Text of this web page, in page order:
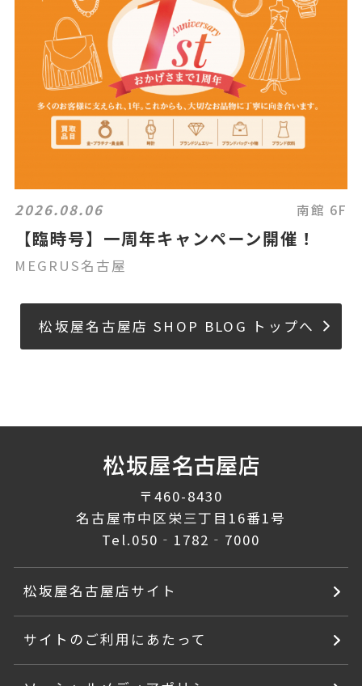
2026.08.06 南館 6F
【臨時号】一周年キャンペーン開催！
MEGRUS名古屋
松坂屋名古屋店 SHOP BLOG トップへ
〒460-8430
名古屋市中区栄三丁目16番1号
Tel.050‐1782‐7000
松坂屋名古屋店サイト
サイトのご利用にあたって